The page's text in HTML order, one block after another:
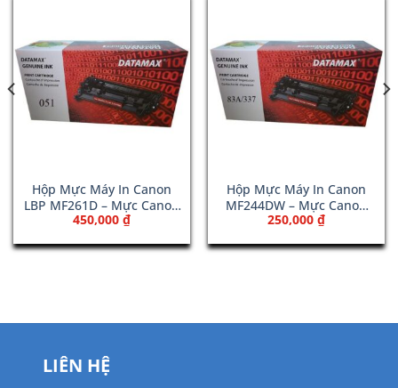
Hộp Mực Máy In Canon
LBP MF261D – Mực Canon
051
450,000 ₫
Hộp Mực Máy In Canon
MF244DW – Mực Canon
337
250,000 ₫
LIÊN HỆ